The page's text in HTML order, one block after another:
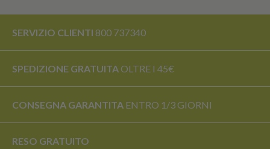
SERVIZIO CLIENTI 800 737340
SPEDIZIONE GRATUITA OLTRE I 45€
CONSEGNA GARANTITA ENTRO 1/3 GIORNI
RESO GRATUITO